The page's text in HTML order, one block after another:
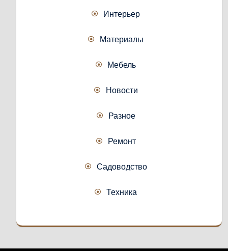
Интерьер
Материалы
Мебель
Новости
Разное
Ремонт
Садоводство
Техника